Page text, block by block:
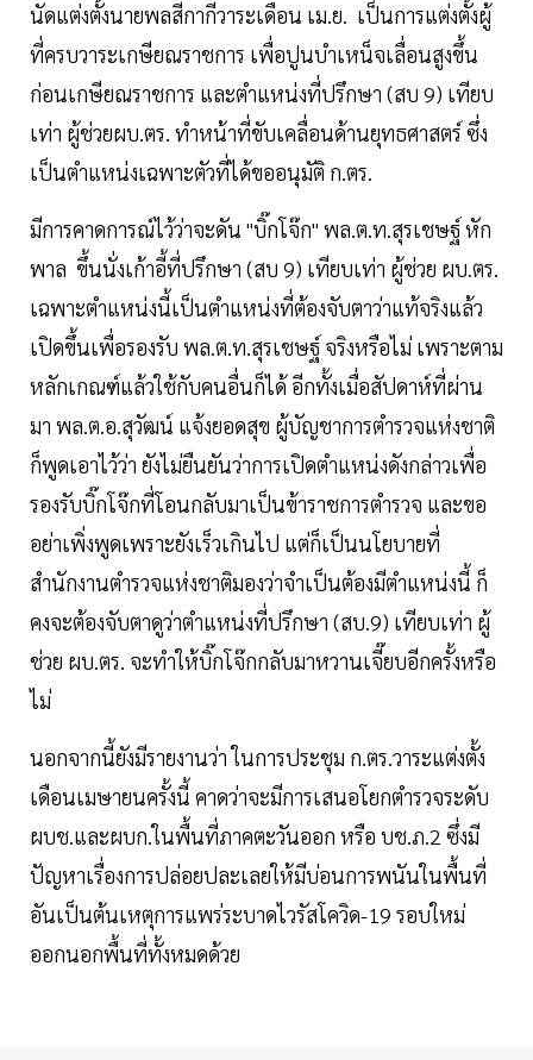
นัดแต่งตั้งนายพลสีกากีวาระเดือน เม.ย. เป็นการแต่งตั้งผู้
ที่ครบวาระเกษียณราชการ เพื่อปูนบำเหน็จเลื่อนสูงขึ้น
ก่อนเกษียณราชการ และตำแหน่งที่ปรึกษา (สบ 9) เทียบ
เท่า ผู้ช่วยผบ.ตร. ทำหน้าที่ขับเคลื่อนด้านยุทธศาสตร์ ซึ่ง
เป็นตำแหน่งเฉพาะตัวที่ได้ขออนุมัติ ก.ตร.
มีการคาดการณ์ไว้ว่าจะดัน "บิ๊กโจ๊ก" พล.ต.ท.สุรเชษฐ์ หัก
พาล ขึ้นนั่งเก้าอี้ที่ปรึกษา (สบ 9) เทียบเท่า ผู้ช่วย ผบ.ตร.
เฉพาะตำแหน่งนี้เป็นตำแหน่งที่ต้องจับตาว่าแท้จริงแล้ว
เปิดขึ้นเพื่อรองรับ พล.ต.ท.สุรเชษฐ์ จริงหรือไม่ เพราะตาม
หลักเกณฑ์แล้วใช้กับคนอื่นก็ได้ อีกทั้งเมื่อสัปดาห์ที่ผ่าน
มา พล.ต.อ.สุวัฒน์ แจ้งยอดสุข ผู้บัญชาการตำรวจแห่งชาติ
ก็พูดเอาไว้ว่า ยังไม่ยืนยันว่าการเปิดตำแหน่งดังกล่าวเพื่อ
รองรับบิ๊กโจ๊กที่โอนกลับมาเป็นข้าราชการตำรวจ และขอ
อย่าเพิ่งพูดเพราะยังเร็วเกินไป แต่ก็เป็นนโยบายที่
สำนักงานตำรวจแห่งชาติมองว่าจำเป็นต้องมีตำแหน่งนี้ ก็
คงจะต้องจับตาดูว่าตำแหน่งที่ปรึกษา (สบ.9) เทียบเท่า ผู้
ช่วย ผบ.ตร. จะทำให้บิ๊กโจ๊กกลับมาหวานเจี๊ยบอีกครั้งหรือ
ไม่
นอกจากนี้ยังมีรายงานว่า ในการประชุม ก.ตร.วาระแต่งตั้ง
เดือนเมษายนครั้งนี้ คาดว่าจะมีการเสนอโยกตำรวจระดับ
ผบช.และผบก.ในพื้นที่ภาคตะวันออก หรือ บช.ภ.2 ซึ่งมี
ปัญหาเรื่องการปล่อยปละเลยให้มีบ่อนการพนันในพื้นที่
อันเป็นต้นเหตุการแพร่ระบาดไวรัสโควิด-19 รอบใหม่
ออกนอกพื้นที่ทั้งหมดด้วย